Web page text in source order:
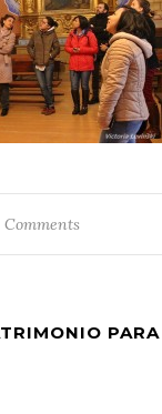
Comments